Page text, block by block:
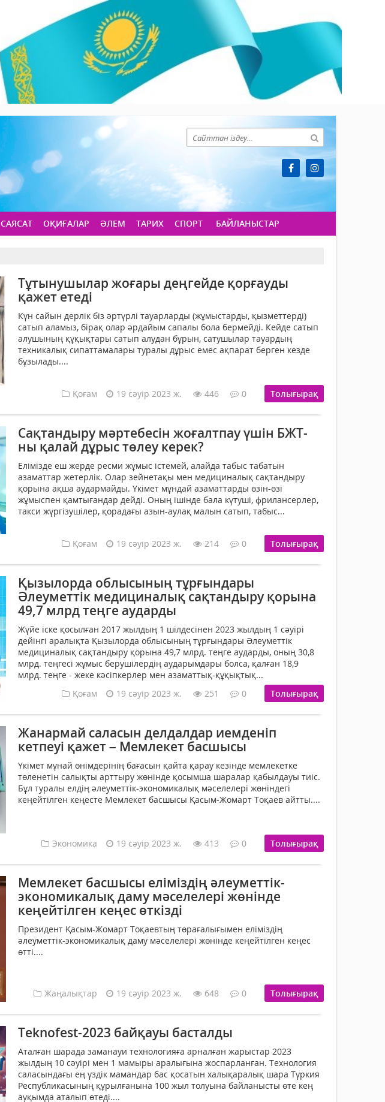
САЯСАТ ОҚИҒАЛАР ӘЛЕМ ТАРИХ СПОРТ БАЙЛАНЫСТАР
Тұтынушылар жоғары деңгейде қорғауды
қажет етеді
Күн сайын дерлік біз әртүрлі тауарларды (жұмыстарды, қызметтерді)
сатып аламыз, бірақ олар әрдайым сапалы бола бермейді. Кейде сатып
алушының құқықтары сатып алудан бұрын, сатушылар тауардың
техникалық сипаттамалары туралы дұрыс емес ақпарат берген кезде
бұзылады....
Қоғам 19 сәуір 2023 ж. 446 0 Толығырақ
Сақтандыру мәртебесін жоғалтпау үшін БЖТ-
ны қалай дұрыс төлеу керек?
Елімізде еш жерде ресми жұмыс істемей, алайда табыс табатын
азаматтар жетерлік. Олар зейнетақы мен медициналық сақтандыру
қорына ақша аудармайды. Үкімет мұндай азаматтарды өзін-өзі
жұмыспен қамтығандар дейді. Оның ішінде бала күтуші, фрилансерлер,
такси жүргізушілер, қорадағы азын-аулақ малын сатып, табыс...
Қоғам 19 сәуір 2023 ж. 214 0 Толығырақ
Қызылорда облысының тұрғындары
Әлеуметтік медициналық сақтандыру қорына
49,7 млрд теңге аударды
Жүйе іске қосылған 2017 жылдың 1 шілдесінен 2023 жылдың 1 сәуірі
дейінгі аралықта Қызылорда облысының тұрғындары Әлеуметтік
медициналық сақтандыру қорына 49,7 млрд. теңге аударды, оның 30,8
млрд. теңгесі жұмыс берушілердің аударымдары болса, қалған 18,9
млрд. теңге - жеке кәсіпкерлер мен азаматтық-құқықтық...
Қоғам
19 сәуір 2023 ж. 251 0 Толығырақ
Жанармай саласын делдалдар иемденіп
кетпеуі қажет – Мемлекет басшысы
Үкімет мұнай өнімдерінің бағасын қайта қарау кезінде мемлекетке
төленетін салықты арттыру жөнінде қосымша шаралар қабылдауы тиіс.
Бұл туралы елдің әлеуметтік-экономикалық мәселелері жөніндегі
кеңейтілген кеңесте Мемлекет басшысы Қасым-Жомарт Тоқаев айтты....
Экономика 19 сәуір 2023 ж. 413 0 Толығырақ
Мемлекет басшысы еліміздің әлеуметтік-
экономикалық даму мәселелері жөнінде
кеңейтілген кеңес өткізді
Президент Қасым-Жомарт Тоқаевтың төрағалығымен еліміздің
әлеуметтік-экономикалық даму мәселелері жөнінде кеңейтілген кеңес
өтті....
Жаңалықтар 19 сәуір 2023 ж. 648 0 Толығырақ
Тeknofest-2023 байқауы басталды
Аталған шарада заманауи технологияға арналған жарыстар 2023
жылдың 10 сәуірі мен 1 мамыры аралығына жоспарланған. Технология
саласындағы ең үздік мамандар бас қосатын халықаралық шара Түркия
Республикасының құрылғанына 100 жыл толуына байланысты өте кең
ауқымда аталып өтеді....